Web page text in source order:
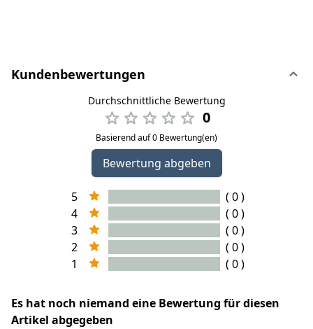
Kundenbewertungen
Durchschnittliche Bewertung
0
Basierend auf 0 Bewertung(en)
Bewertung abgeben
5
( 0 )
4
( 0 )
3
( 0 )
2
( 0 )
1
( 0 )
Es hat noch niemand eine Bewertung für diesen
Artikel abgegeben